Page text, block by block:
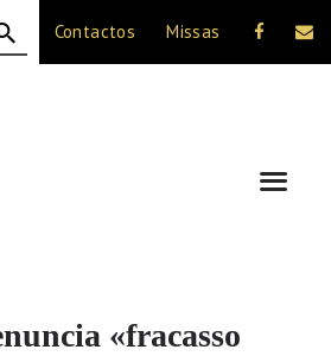
Contactos Missas
«fracasso